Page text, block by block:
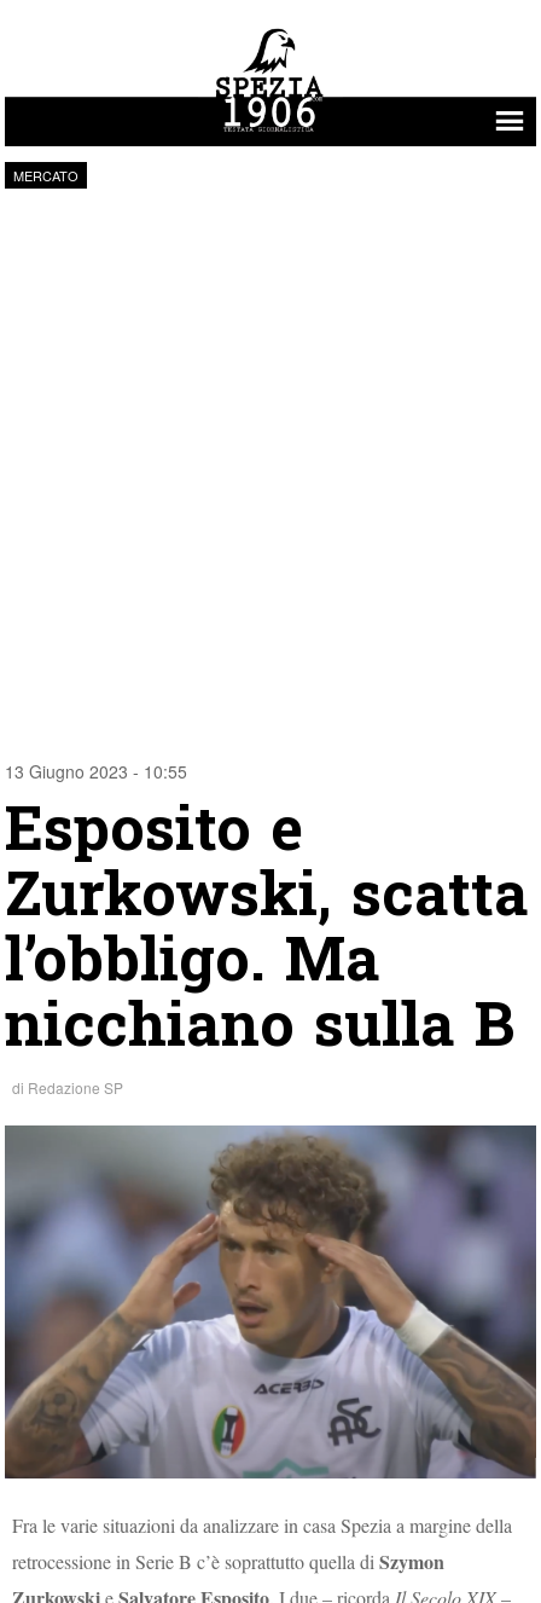
Vai al contenuto
MERCATO
13 Giugno 2023 - 10:55
Esposito e
Zurkowski, scatta
l’obbligo. Ma
nicchiano sulla B
di Redazione SP
Fra le varie situazioni da analizzare in casa Spezia a margine della
retrocessione in Serie B c’è soprattutto quella diSzymon
e . I due – ricorda Il Secolo XIX–